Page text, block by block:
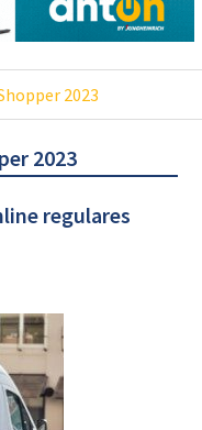
2023
2023
regulares